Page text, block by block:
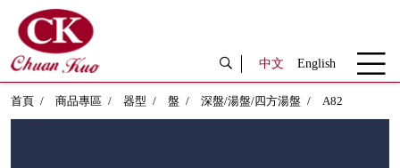
中文 English
首頁 商品專區 器型 盤 深盤/湯盤/四方湯盤 A82